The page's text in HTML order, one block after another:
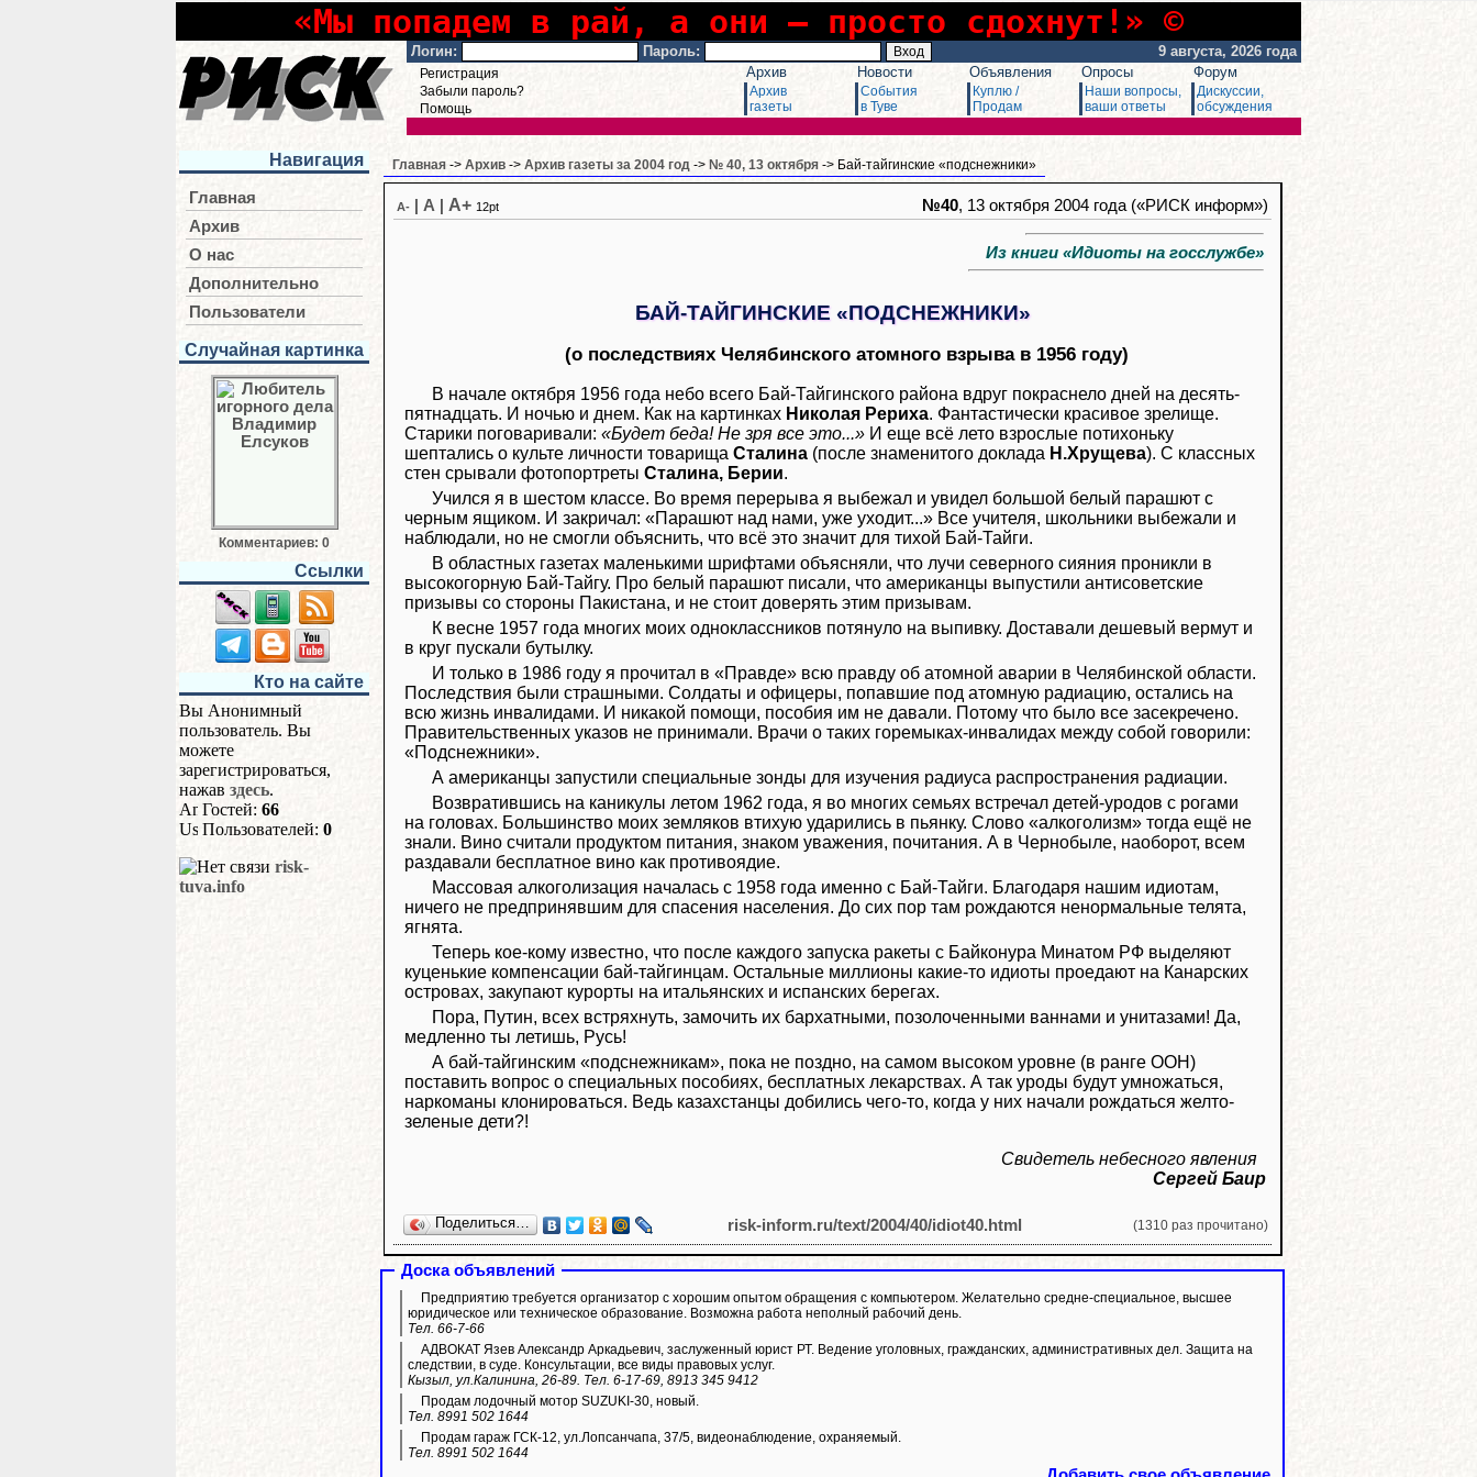
«Мы попадем в рай, а они – просто сдохнут!» ©
Логин: Пароль: 9 августа, 2026 года
Регистрация
Забыли пароль?
Помощь
Архив
Архив
газеты
Новости
События
в Туве
Объявления
Куплю /
Продам
Опросы
Наши вопросы,
ваши ответы
Форум
Дискуссии,
обсуждения
Навигация
Главная
Архив
О нас
Дополнительно
Пользователи
Случайная картинка
Комментариев: 0
Ссылки
Кто на сайте
Вы Анонимный
пользователь. Вы
можете
зарегистрироваться,
нажав здесь.
Гостей: 66
Пользователей: 0
risk-
tuva.info
Главная -> Архив -> Архив газеты за 2004 год -> № 40, 13 октября -> Бай-тайгинские «подснежники»
A- A A+ 12pt №40, 13 октября 2004 года («РИСК информ»)
Из книги «Идиоты на госслужбе»
БАЙ-ТАЙГИНСКИЕ «ПОДСНЕЖНИКИ»
(о последствиях Челябинского атомного взрыва в 1956 году)
В начале октября 1956 года небо всего Бай-Тайгинского района вдруг покраснело дней на десять-
пятнадцать. И ночью и днем. Как на картинках Николая Рериха. Фантастически красивое зрелище.
Старики поговаривали: «Будет беда! Не зря все это...» И еще всё лето взрослые потихоньку
шептались о культе личности товарища Сталина (после знаменитого доклада Н.Хрущева). С классных
стен срывали фотопортреты Сталина, Берии.
Учился я в шестом классе. Во время перерыва я выбежал и увидел большой белый парашют с
черным ящиком. И закричал: «Парашют над нами, уже уходит...» Все учителя, школьники выбежали и
наблюдали, но не смогли объяснить, что всё это значит для тихой Бай-Тайги.
В областных газетах маленькими шрифтами объясняли, что лучи северного сияния проникли в
высокогорную Бай-Тайгу. Про белый парашют писали, что американцы выпустили антисоветские
призывы со стороны Пакистана, и не стоит доверять этим призывам.
К весне 1957 года многих моих одноклассников потянуло на выпивку. Доставали дешевый вермут и
в круг пускали бутылку.
И только в 1986 году я прочитал в «Правде» всю правду об атомной аварии в Челябинской области.
Последствия были страшными. Солдаты и офицеры, попавшие под атомную радиацию, остались на
всю жизнь инвалидами. И никакой помощи, пособия им не давали. Потому что было все засекречено.
Правительственных указов не принимали. Врачи о таких горемыках-инвалидах между собой говорили:
«Подснежники».
А американцы запустили специальные зонды для изучения радиуса распространения радиации.
Возвратившись на каникулы летом 1962 года, я во многих семьях встречал детей-уродов с рогами
на головах. Большинство моих земляков втихую ударились в пьянку. Слово «алкоголизм» тогда ещё не
знали. Вино считали продуктом питания, знаком уважения, почитания. А в Чернобыле, наоборот, всем
раздавали бесплатное вино как противоядие.
Массовая алкоголизация началась с 1958 года именно с Бай-Тайги. Благодаря нашим идиотам,
ничего не предпринявшим для спасения населения. До сих пор там рождаются ненормальные телята,
ягнята.
Теперь кое-кому известно, что после каждого запуска ракеты с Байконура Минатом РФ выделяют
куценькие компенсации бай-тайгинцам. Остальные миллионы какие-то идиоты проедают на Канарских
островах, закупают курорты на итальянских и испанских берегах.
Пора, Путин, всех встряхнуть, замочить их бархатными, позолоченными ваннами и унитазами! Да,
медленно ты летишь, Русь!
А бай-тайгинским «подснежникам», пока не поздно, на самом высоком уровне (в ранге ООН)
поставить вопрос о специальных пособиях, бесплатных лекарствах. А так уроды будут умножаться,
наркоманы клонироваться. Ведь казахстанцы добились чего-то, когда у них начали рождаться желто-
зеленые дети?!
Свидетель небесного явления
Сергей Баир
Поделиться… risk-inform.ru/text/2004/40/idiot40.html (1310 раз прочитано)
Доска объявлений
Предприятию требуется организатор с хорошим опытом обращения с компьютером. Желательно средне-специальное, высшее
юридическое или техническое образование. Возможна работа неполный рабочий день.
Тел. 66-7-66
АДВОКАТ Язев Александр Аркадьевич, заслуженный юрист РТ. Ведение уголовных, гражданских, административных дел. Защита на
следствии, в суде. Консультации, все виды правовых услуг.
Кызыл, ул.Калинина, 26-89. Тел. 6-17-69, 8913 345 9412
Продам лодочный мотор SUZUKI-30, новый.
Тел. 8991 502 1644
Продам гараж ГСК-12, ул.Лопсанчапа, 37/5, видеонаблюдение, охраняемый.
Тел. 8991 502 1644